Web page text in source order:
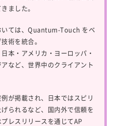
ました。
ては、 Quantum-Touch をベ
術を統合。
本・アメリカ・ヨーロッパ・
など、世界中のクライアント
が掲載され、日本ではスピリ
られるなど、国内外で信頼を
レスリリースを通じてAP